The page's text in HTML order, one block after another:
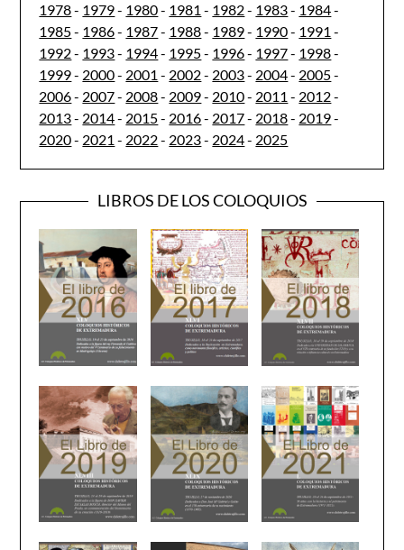
1978- 1979- 1980- 1981 - 1982- 1983- 1984-
1985- 1986- 1987- 1988- 1989- 1990- 1991 -
1992- 1993- 1994- 1995- 1996- 1997- 1998-
1999- 2000- 2001 - 2002- 2003- 2004- 2005-
2006- 2007- 2008- 2009- 2010- 2011 - 2012-
2013- 2014- 2015- 2016- 2017- 2018- 2019-
2020- 2021 - 2022- 2023- 2024- 2025
LIBROS DE LOS COLOQUIOS